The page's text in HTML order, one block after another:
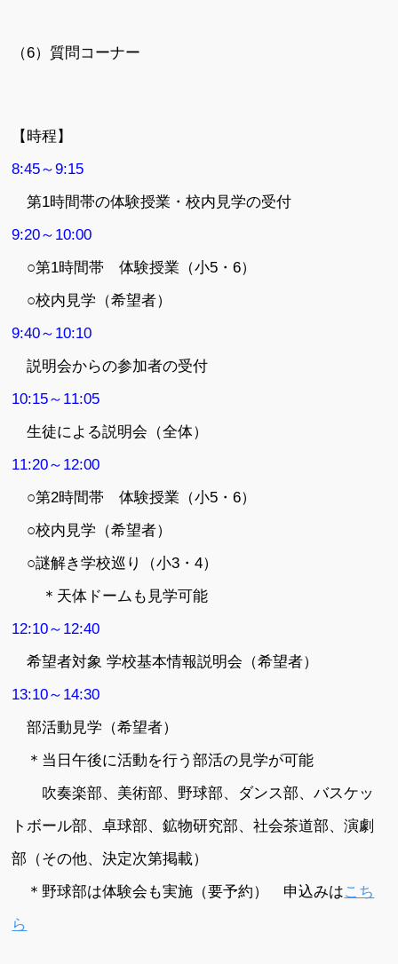
（6）質問コーナー
【時程】
8:45～9:15
第1時間帯の体験授業・校内見学の受付
9:20～10:00
○第1時間帯 体験授業（小5・6）
○校内見学（希望者）
9:40～10:10
説明会からの参加者の受付
10:15～11:05
生徒による説明会（全体）
11:20～12:00
○第2時間帯 体験授業（小5・6）
○校内見学（希望者）
○謎解き学校巡り（小3・4）
＊天体ドームも見学可能
12:10～12:40
希望者対象 学校基本情報説明会（希望者）
13:10～14:30
部活動見学（希望者）
＊当日午後に活動を行う部活の見学が可能
吹奏楽部、美術部、野球部、ダンス部、バスケッ
トボール部、卓球部、鉱物研究部、社会茶道部、演劇
部（その他、決定次第掲載）
＊野球部は体験会も実施（要予約） 申込みはこち
ら